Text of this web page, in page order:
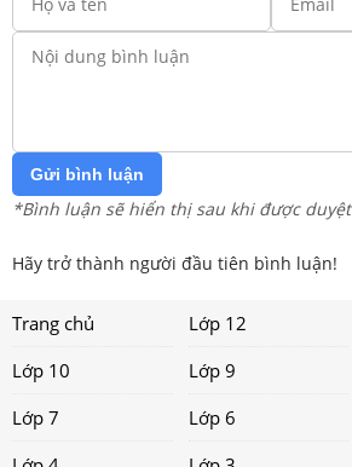
Gửi bình luận
*Bình luận sẽ hiển thị sau khi được duyệt
Hãy trở thành người đầu tiên bình luận!
Trang chủ Lớp 12
Lớp 10
Lớp 9
Lớp 7
Lớp 6